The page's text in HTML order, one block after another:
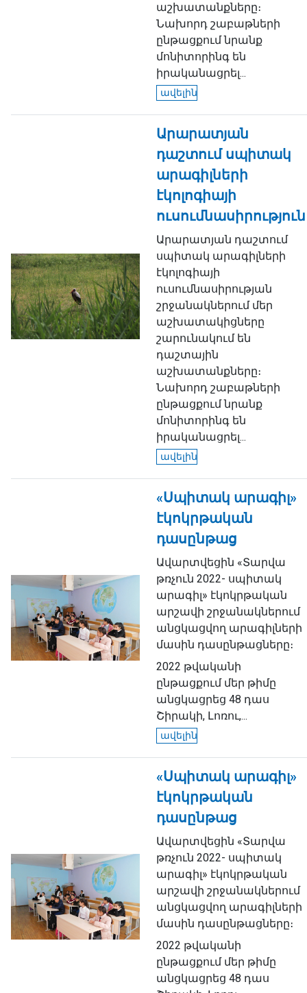
աշխատանքները։
Նախորդ շաբաթների
ընթացքում նրանք
մոնիտորինգ են
իրականացրել...
ավելին
Արարատյան
դաշտում սպիտակ
արագիլների
էկոլոգիայի
ուսումնասիրություն
Արարատյան դաշտում
սպիտակ արագիլների
էկոլոգիայի
ուսումնասիրության
շրջանակներում մեր
աշխատակիցները
շարունակում են
դաշտային
աշխատանքները։
Նախորդ շաբաթների
ընթացքում նրանք
մոնիտորինգ են
իրականացրել...
ավելին
«Սպիտակ արագիլ»
էկոկրթական
դասընթաց
Ավարտվեցին «Տարվա
թռչուն 2022- սպիտակ
արագիլ» էկոկրթական
արշավի շրջանակներում
անցկացվող արագիլների
մասին դասընթացները։
2022 թվականի
ընթացքում մեր թիմը
անցկացրեց 48 դաս
Շիրակի, Լոռու,...
ավելին
«Սպիտակ արագիլ»
էկոկրթական
դասընթաց
Ավարտվեցին «Տարվա
թռչուն 2022- սպիտակ
արագիլ» էկոկրթական
արշավի շրջանակներում
անցկացվող արագիլների
մասին դասընթացները։
2022 թվականի
ընթացքում մեր թիմը
անցկացրեց 48 դաս